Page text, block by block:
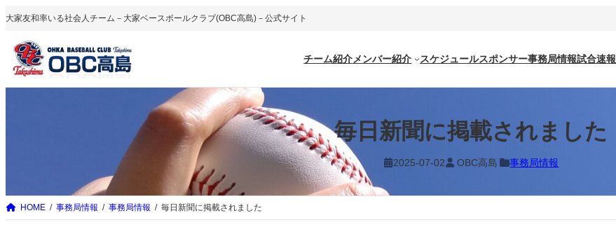
内
を
ス
大家友和率いる社会人チーム－大家ベースボールクラブ(OBC高島)－公式サイト
チーム紹介メンバー紹介 スケジュールスポンサー事務局情報試合速報
毎日新聞に掲載されました
2025-07-02 OBC高島 事務局情報
HOME 事務局情報 事務局情報 毎日新聞に掲載されました